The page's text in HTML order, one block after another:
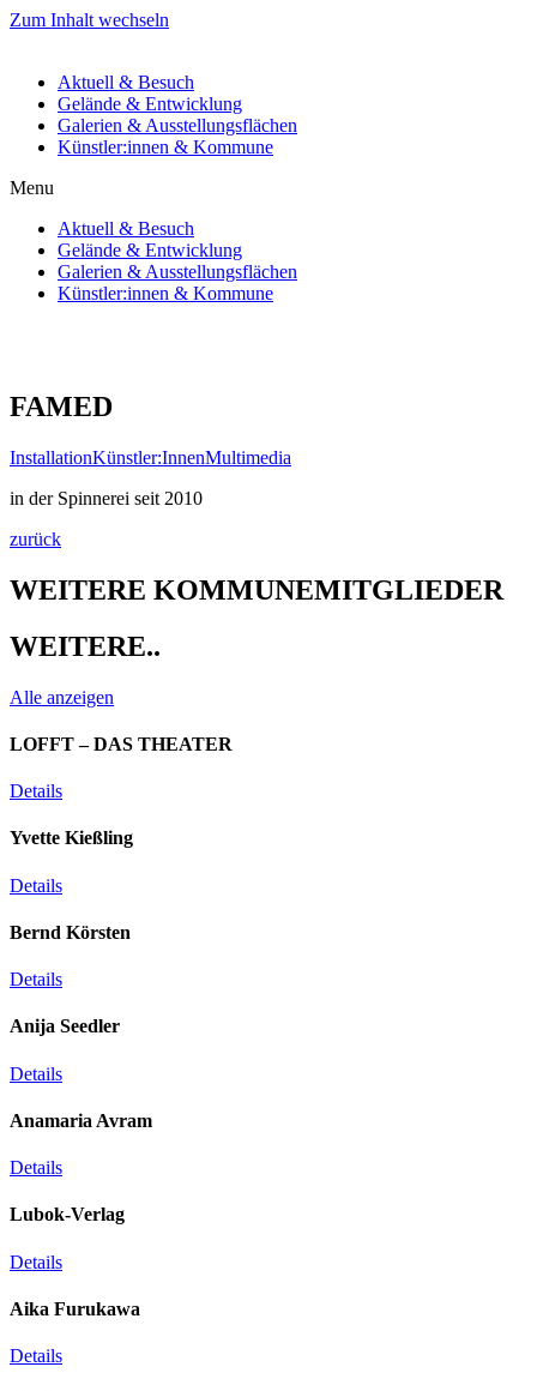
Zum Inhalt wechseln
Aktuell & Besuch
Gelände & Entwicklung
Galerien & Ausstellungsflächen
Künstler:innen & Kommune
Menu
Aktuell & Besuch
Gelände & Entwicklung
Galerien & Ausstellungsflächen
Künstler:innen & Kommune
FAMED
InstallationKünstler:InnenMultimedia
in der Spinnerei seit 2010
zurück
WEITERE KOMMUNEMITGLIEDER​
WEITERE..​
Alle anzeigen
LOFFT – DAS THEATER
Details
Yvette Kießling
Details
Bernd Körsten
Details
Anija Seedler
Details
Anamaria Avram
Details
Lubok-Verlag
Details
Aika Furukawa
Details